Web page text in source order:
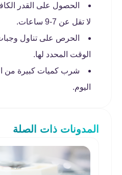
الحصول على القدر
لا تقل عن 7-9 ساعات.
الحرص على تناول
الوقت المحدد لها.
شرب كميات كبيرة من
اليوم.
المدونات ذات الصلة